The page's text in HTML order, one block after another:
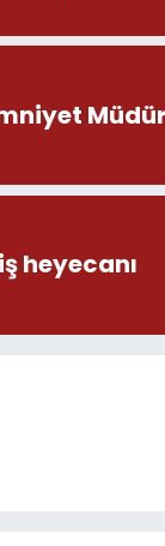
heyecanı